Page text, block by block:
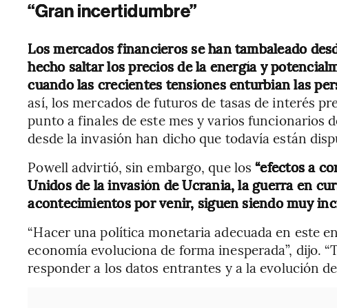
“Gran incertidumbre”
Los mercados financieros se han tambaleado
hecho saltar los precios de la energía y
cuando las crecientes tensiones enturbian las
así, los mercados de futuros de tasas de interés
punto a finales de este mes y varios funcionarios
desde la invasión han dicho que todavía están
Powell advirtió, sin embargo, que los“efectos a
Unidos de la invasión de Ucrania, la guerra en
acontecimientos por venir, siguen siendo muy
“Hacer una política monetaria adecuada en este
economía evoluciona de forma inesperada”, dijo.
responder a los datos entrantes y a la evolución